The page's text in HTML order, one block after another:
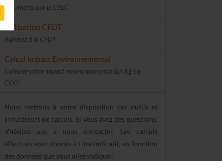
documents par le CSEC
Cotisation CFDT
Adhérez à la CFDT
Calcul Impact Environnemental
Calculez votre impact environnemental (En Kg Eq.
CO2)
Nous mettons à votre disposition ces outils et
simulateurs de calculs. Si vous avez des questions,
n'hésitez pas à nous contacter. Les calculs
effectués sont donnés à titre indicatif, en fonction
des données que vous allez indiquer.